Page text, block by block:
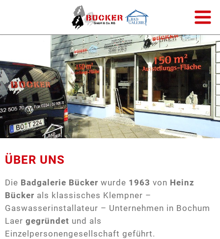
Badgestalter
Meister der Elemente
Wärme
ÜBER UNS
Die Badgalerie Bücker wurde 1963 von Heinz
Bücker als klassisches Klempner –
Gaswasserinstallateur – Unternehmen in Bochum
Laer gegründet und als
Einzelpersonengesellschaft geführt.